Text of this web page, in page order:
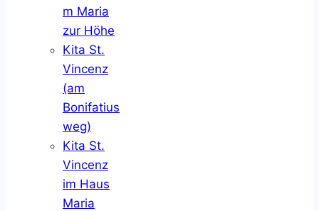
m Maria
zur Höhe
Kita St.
Vincenz
(am
Bonifatius
weg)
Kita St.
Vincenz
im Haus
Maria